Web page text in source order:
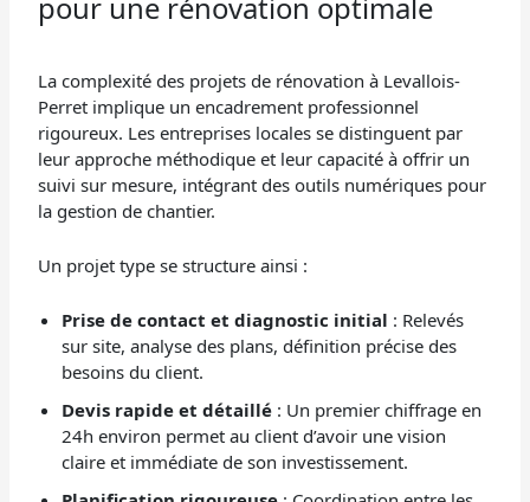
La complexité des projets de rénovation à Levallois-
Perret implique un encadrement professionnel
rigoureux. Les entreprises locales se distinguent par
leur approche méthodique et leur capacité à offrir un
suivi sur mesure, intégrant des outils numériques pour
la gestion de chantier.
Un projet type se structure ainsi :
Prise de contact et diagnostic initial : Relevés
sur site, analyse des plans, définition précise des
besoins du client.
Devis rapide et détaillé : Un premier chiffrage en
24h environ permet au client d’avoir une vision
claire et immédiate de son investissement.